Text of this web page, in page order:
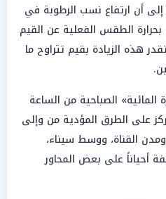
أن ارتفاع نسب الرطوبة في
الطقس الفعلية عن القيم
هذه الزيادة بقيم تتراوح ما
الصباحية من الساعة
على الطرق المؤدية من وإلى
ومدن القناة، ووسط سيناء،
أحياناً على بعض المحاور